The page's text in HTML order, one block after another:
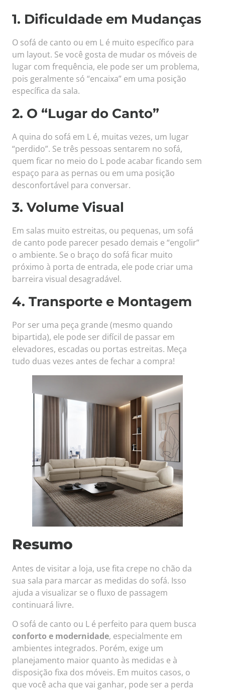
1. Dificuldade em Mudanças
O sofá de canto ou em L é muito específico para
um layout. Se você gosta de mudar os móveis de
lugar com frequência, ele pode ser um problema,
pois geralmente só “encaixa” em uma posição
específica da sala.
2. O “Lugar do Canto”
A quina do sofá em L é, muitas vezes, um lugar
“perdido”. Se três pessoas sentarem no sofá,
quem ficar no meio do L pode acabar ficando sem
espaço para as pernas ou em uma posição
desconfortável para conversar.
3. Volume Visual
Em salas muito estreitas, ou pequenas, um sofá
de canto pode parecer pesado demais e “engolir”
o ambiente. Se o braço do sofá ficar muito
próximo à porta de entrada, ele pode criar uma
barreira visual desagradável.
4. Transporte e Montagem
Por ser uma peça grande (mesmo quando
bipartida), ele pode ser difícil de passar em
elevadores, escadas ou portas estreitas. Meça
tudo duas vezes antes de fechar a compra!
Resumo
Antes de visitar a loja, use fita crepe no chão da
sua sala para marcar as medidas do sofá. Isso
ajuda a visualizar se o fluxo de passagem
continuará livre.
O sofá de canto ou L é perfeito para quem busca
conforto e modernidade, especialmente em
ambientes integrados. Porém, exige um
planejamento maior quanto às medidas e à
disposição fixa dos móveis. Em muitos casos, o
que você acha que vai ganhar, pode ser a perda